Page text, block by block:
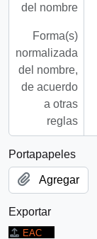
del nombre
Forma(s)
normalizada
del nombre,
de acuerdo
a otras
reglas
Portapapeles
Agregar
Exportar
EAC